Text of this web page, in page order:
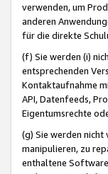
verwenden, um
anderen
für die direkte
(f) Sie werden (i)
entsprechenden
Kontaktaufnahme
API, Datenfeeds,
Eigentumsrechte
(g) Sie werden
manipulieren, zu
enthaltene